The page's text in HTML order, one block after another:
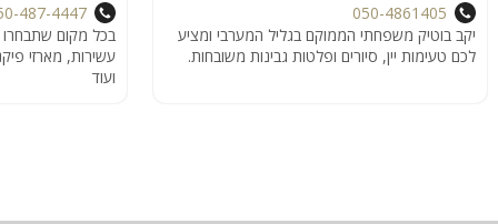
050-4861405
יקב בוטיק משפחתי הממוקם בגליל המערבי ומציע
לכם טעימות יין, סיורים ופלטות גבינות משובחות.
487-4447
בכל מקום שתבחרו
עשירות, מארזי
ועוד